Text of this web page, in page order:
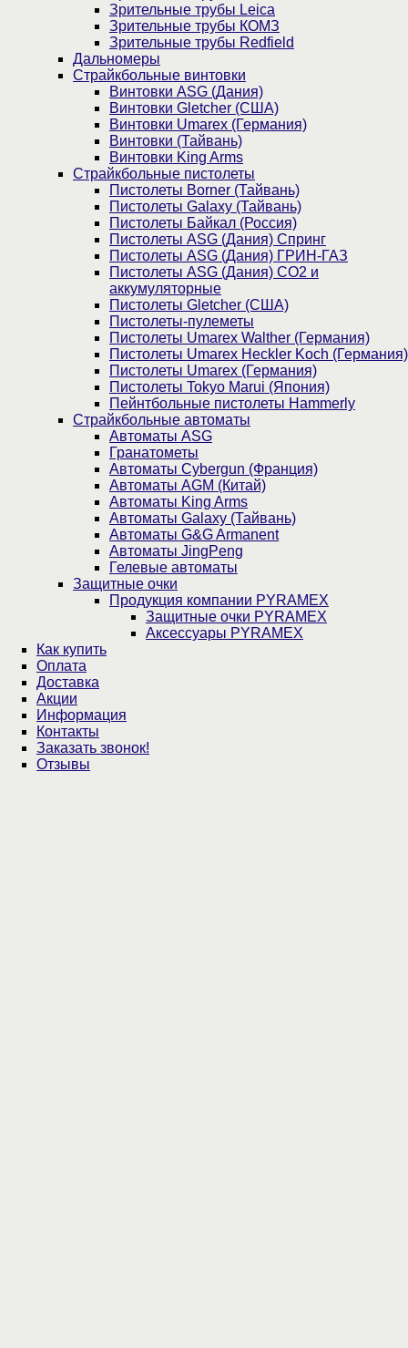
Зрительные трубы Leica
Зрительные трубы КОМЗ
Зрительные трубы Redfield
Дальномеры
Страйкбольные винтовки
Винтовки ASG (Дания)
Винтовки Gletcher (США)
Винтовки Umarex (Германия)
Винтовки (Тайвань)
Винтовки King Arms
Страйкбольные пистолеты
Пистолеты Borner (Тайвань)
Пистолеты Galaxy (Тайвань)
Пистолеты Байкал (Россия)
Пистолеты ASG (Дания) Спринг
Пистолеты ASG (Дания) ГРИН-ГАЗ
Пистолеты ASG (Дания) CO2 и
аккумуляторные
Пистолеты Gletcher (США)
Пистолеты-пулеметы
Пистолеты Umarex Walther (Германия)
Пистолеты Umarex Heckler Koch (Германия)
Пистолеты Umarex (Германия)
Пистолеты Tokyo Marui (Япония)
Пейнтбольные пистолеты Hammerly
Страйкбольные автоматы
Автоматы ASG
Гранатометы
Автоматы Cybergun (Франция)
Автоматы AGM (Китай)
Автоматы King Arms
Автоматы Galaxy (Тайвань)
Автоматы G&G Armanent
Автоматы JingPeng
Гелевые автоматы
Защитные очки
Продукция компании PYRAMEX
Защитные очки PYRAMEX
Аксессуары PYRAMEX
Как купить
Оплата
Доставка
Акции
Информация
Контакты
Заказать звонок!
Отзывы